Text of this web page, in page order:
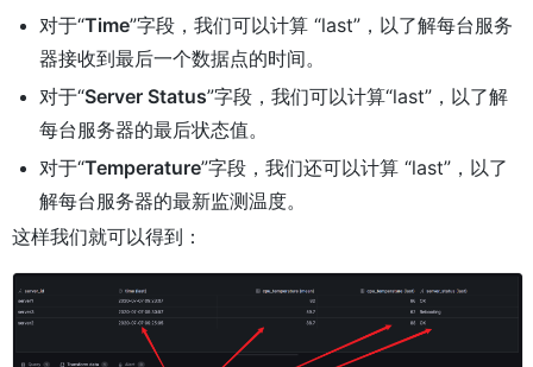
对于“Time”字段，我们可以计算 “last”，以了解每台服务
器接收到最后一个数据点的时间。
对于“Server Status”字段，我们可以计算“last”，以了解
每台服务器的最后状态值。
对于“Temperature”字段，我们还可以计算 “last”，以了
解每台服务器的最新监测温度。
这样我们就可以得到：